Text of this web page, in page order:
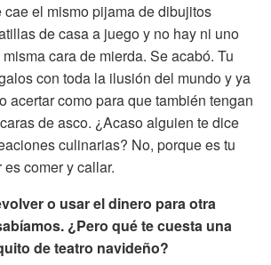
cae el mismo pijama de dibujitos
de casa a juego y no hay ni uno
cara de mierda. Se acabó. Tu
con toda la ilusión del mundo y ya
acertar como para que también tengan
de asco. ¿Acaso alguien te dice
culinarias? No, porque es tu
comer y callar.
o usar el dinero para otra
¿Pero qué te cuesta una
de teatro navideño?